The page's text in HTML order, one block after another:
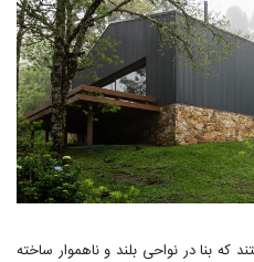
که بنا در نواحی بلند و ناهموار ساخته